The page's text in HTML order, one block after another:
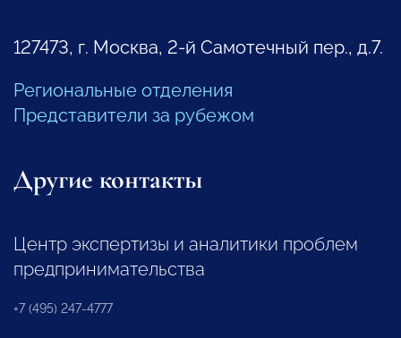
127473, г. Москва, 2-й Самотечный пер., д.7.
Региональные отделения
Представители за рубежом
Другие контакты
Центр экспертизы и аналитики проблем
предпринимательства
+7 (495) 247-4777